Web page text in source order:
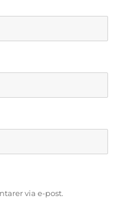
via e-post.